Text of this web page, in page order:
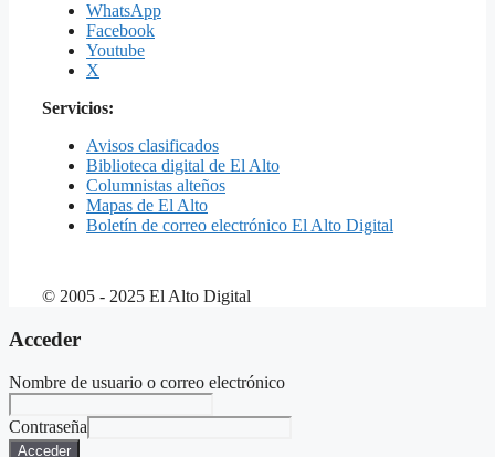
WhatsApp
Facebook
Youtube
X
Servicios:
Avisos clasificados
Biblioteca digital de El Alto
Columnistas alteños
Mapas de El Alto
Boletín de correo electrónico El Alto Digital
© 2005 - 2025 El Alto Digital
Acceder
Nombre de usuario o correo electrónico
Contraseña
Acceder